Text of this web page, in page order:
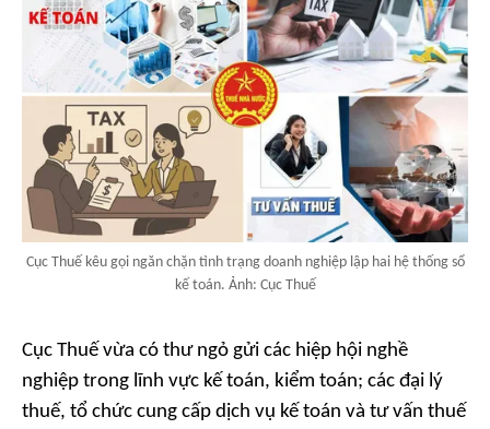
Cục Thuế kêu gọi ngăn chặn tình trạng doanh nghiệp lập hai hệ thống sổ
kế toán. Ảnh: Cục Thuế
Cục Thuế vừa có thư ngỏ gửi các hiệp hội nghề
nghiệp trong lĩnh vực kế toán, kiểm toán; các đại lý
thuế, tổ chức cung cấp dịch vụ kế toán và tư vấn thuế